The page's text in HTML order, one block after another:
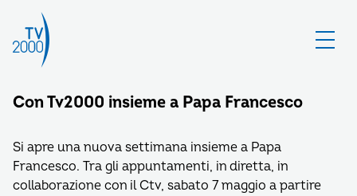
Con Tv2000 insieme a Papa Francesco
Si apre una nuova settimana insieme a Papa
Francesco. Tra gli appuntamenti, in diretta, in
collaborazione con il Ctv, sabato 7 maggio a partire